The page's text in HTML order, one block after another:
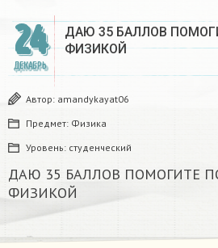
24
ДЕКАБРЬ
ДАЮ 35 БАЛЛОВ
ФИЗИКОЙ
Автор: amandykayat06
Предмет: Физика
Уровень: студенческий
ДАЮ 35 БАЛЛОВ ПОМОГИТЕ
ФИЗИКОЙ